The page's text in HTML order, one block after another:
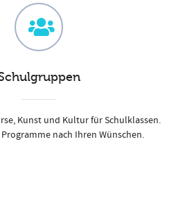
Kunst und Kultur für Schulklassen.
nach Ihren Wünschen.